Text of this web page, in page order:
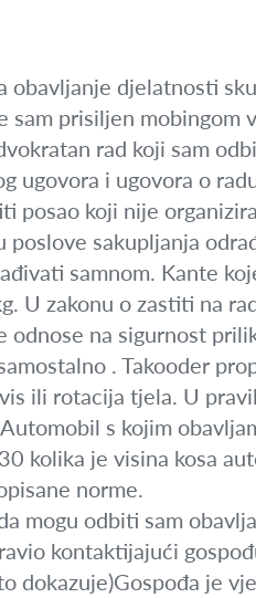
obavljanje djelatnosti
sam prisiljen mobingom
rad koji sam
ugovora i ugovora o
posao koji nije
poslove sakupljanja
samnom. Kante
U zakonu o zastiti
odnose na sigurnost
. Takooder
ili rotacija tjela. U
s kojim
kolika je visina kosa
norme.
mogu odbiti sam
kontaktijajući
dokazuje)Gospođa je